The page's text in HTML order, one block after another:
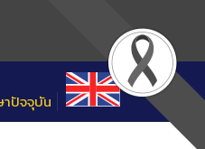
ปัจจุบัน